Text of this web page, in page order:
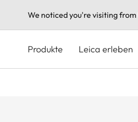
We noticed you're visiting from
Produkte Leica erleben